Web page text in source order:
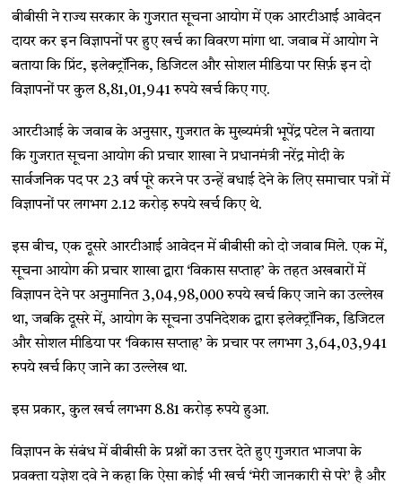
बीबीसी ने राज्य सरकार के गुजरात सूचना आयोग में एक आरटीआई आवेदन
दायर कर इन विज्ञापनों पर हुए खर्च का विवरण मांगा था. जवाब में आयोग ने
बताया कि प्रिंट, इलेक्ट्रॉनिक, डिजिटल और सोशल मीडिया पर सिर्फ़ इन दो
विज्ञापनों पर कुल 8,81,01,941 रुपये खर्च किए गए.
आरटीआई के जवाब के अनुसार, गुजरात के मुख्यमंत्री भूपेंद्र पटेल ने बताया
कि गुजरात सूचना आयोग की प्रचार शाखा ने प्रधानमंत्री नरेंद्र मोदी के
सार्वजनिक पद पर 23 वर्ष पूरे करने पर उन्हें बधाई देने के लिए समाचार पत्रों में
विज्ञापनों पर लगभग 2.12 करोड़ रुपये खर्च किए थे.
इस बीच, एक दूसरे आरटीआई आवेदन में बीबीसी को दो जवाब मिले. एक में,
सूचना आयोग की प्रचार शाखा द्वारा ‘विकास सप्ताह’ के तहत अखबारों में
विज्ञापन देने पर अनुमानित 3,04,98,000 रुपये खर्च किए जाने का उल्लेख
था, जबकि दूसरे में, आयोग के सूचना उपनिदेशक द्वारा इलेक्ट्रॉनिक, डिजिटल
और सोशल मीडिया पर ‘विकास सप्ताह’ के प्रचार पर लगभग 3,64,03,941
रुपये खर्च किए जाने का उल्लेख था.
इस प्रकार, कुल खर्च लगभग 8.81 करोड़ रुपये हुआ.
विज्ञापन के संबंध में बीबीसी के प्रश्नों का उत्तर देते हुए गुजरात भाजपा के
प्रवक्ता यज्ञेश दवे ने कहा कि ऐसा कोई भी खर्च ‘मेरी जानकारी से परे’ है और